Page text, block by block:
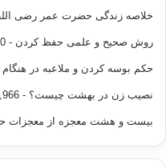
خلاصه زندگی حضرت عمر رضی
روش صحیح و علمی حفظ کردن - 180,570 بازدید
حکم بوسه کردن و ملاعبه در هنگام
نصیب زن در بهشت چیست؟ - 152,966 بازدید
بیست و هشت معجزه از معجزات